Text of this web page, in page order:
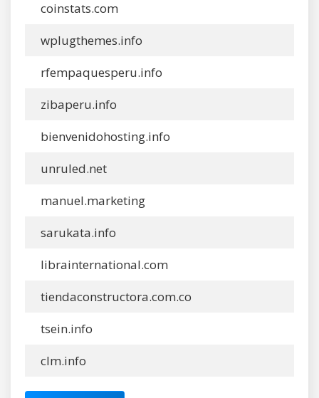
coinstats.com
wplugthemes.info
rfempaquesperu.info
zibaperu.info
bienvenidohosting.info
unruled.net
manuel.marketing
sarukata.info
librainternational.com
tiendaconstructora.com.co
tsein.info
clm.info